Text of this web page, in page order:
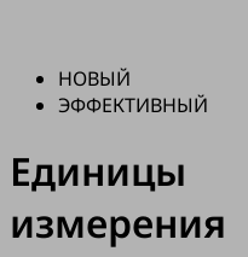
НОВЫЙ
ЭФФЕКТИВНЫЙ
Единицы
измерения